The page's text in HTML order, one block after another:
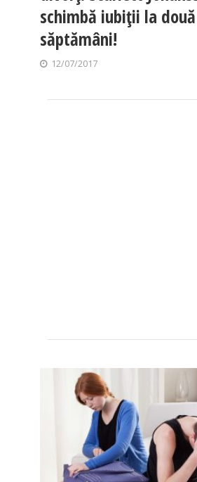
schimbă iubiții la două
săptămâni!
12/07/2017